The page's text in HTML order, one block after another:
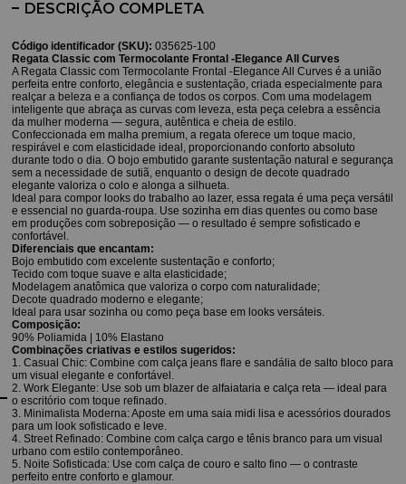
DESCRIÇÃO COMPLETA
Código identificador (SKU): 035625-100
Regata Classic com Termocolante Frontal -Elegance All Curves
A Regata Classic com Termocolante Frontal -Elegance All Curves é a união
perfeita entre conforto, elegância e sustentação, criada especialmente para
realçar a beleza e a confiança de todos os corpos. Com uma modelagem
inteligente que abraça as curvas com leveza, esta peça celebra a essência
da mulher moderna — segura, autêntica e cheia de estilo.
Confeccionada em malha premium, a regata oferece um toque macio,
respirável e com elasticidade ideal, proporcionando conforto absoluto
durante todo o dia. O bojo embutido garante sustentação natural e segurança
sem a necessidade de sutiã, enquanto o design de decote quadrado
elegante valoriza o colo e alonga a silhueta.
Ideal para compor looks do trabalho ao lazer, essa regata é uma peça versátil
e essencial no guarda-roupa. Use sozinha em dias quentes ou como base
em produções com sobreposição — o resultado é sempre sofisticado e
confortável.
Diferenciais que encantam:
Bojo embutido com excelente sustentação e conforto;
Tecido com toque suave e alta elasticidade;
Modelagem anatômica que valoriza o corpo com naturalidade;
Decote quadrado moderno e elegante;
Ideal para usar sozinha ou como peça base em looks versáteis.
Composição:
90% Poliamida | 10% Elastano
Combinações criativas e estilos sugeridos:
1. Casual Chic: Combine com calça jeans flare e sandália de salto bloco para
um visual elegante e confortável.
2. Work Elegante: Use sob um blazer de alfaiataria e calça reta — ideal para
o escritório com toque refinado.
3. Minimalista Moderna: Aposte em uma saia midi lisa e acessórios dourados
para um look sofisticado e leve.
4. Street Refinado: Combine com calça cargo e tênis branco para um visual
urbano com estilo contemporâneo.
5. Noite Sofisticada: Use com calça de couro e salto fino — o contraste
perfeito entre conforto e glamour.